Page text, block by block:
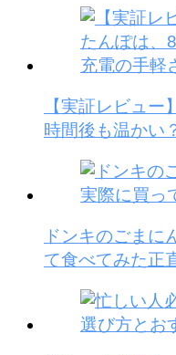
【実証レビュ
時間後も温かい
ドンキのごまに
て食べてみた正